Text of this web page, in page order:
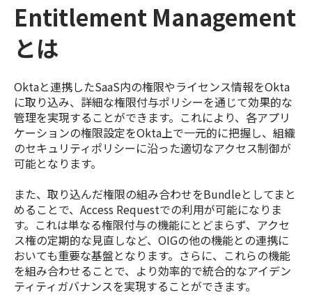
Entitlement Management
とは
Oktaと連携したSaaS内の権限やライセンス情報をOkta
に取り込み、詳細な権限付与ポリシーを通じて効果的な
管理を実現することができます。これにより、各アプリ
ケーションの権限設定をOkta上で一元的に把握し、組織
のセキュリティポリシーに沿った適切なアクセス制御が
可能となります。
また、取り込んだ権限の組み合わせをBundleとしてまと
めることで、Access Requestでの利用が可能になりま
す。これは単なる権限付与の機能にとどまらず、アクセ
ス権の定期的な見直しなど、OIGの他の機能との連携に
おいても重要な基盤となります。さらに、これらの機能
を組み合わせることで、より効率的で統合的なアイデン
ティティガバナンスを実現することができます。